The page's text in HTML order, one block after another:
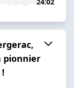
pionnier